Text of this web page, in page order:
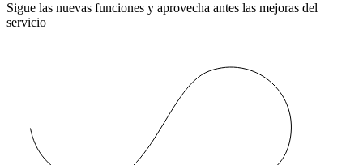
Sigue las nuevas funciones y aprovecha antes las mejoras del
servicio